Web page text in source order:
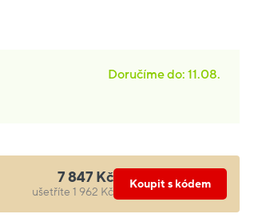
Doručíme do: 11.08.
7 847 Kč
ušetříte 1 962 Kč
Koupit s kódem